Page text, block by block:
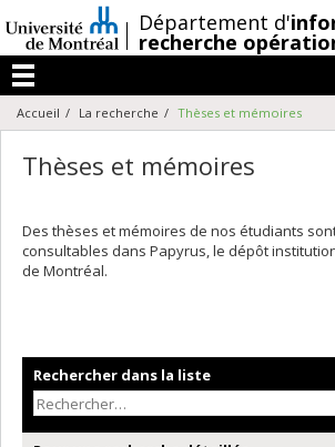
au
contenu
/Département d'
recherche
Menu
Accueil La recherche Thèses et mémoires
Thèses et mémoires
Des thèses et mémoires de nos étudiants
consultables dans Papyrus, le dépôt
de Montréal.
Rechercher dans la liste